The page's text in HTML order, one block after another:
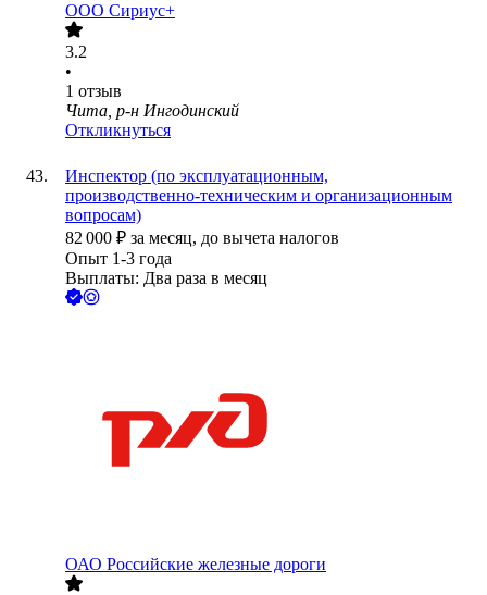
ООО Сириус+
3.2
•
1 отзыв
Чита, р-н Ингодинский
Откликнуться
Инспектор (по эксплуатационным,
производственно-техническим и организационным
вопросам)
82 000 ₽ за месяц, до вычета налогов
Опыт 1-3 года
Выплаты: Два раза в месяц
ОАО Российские железные дороги